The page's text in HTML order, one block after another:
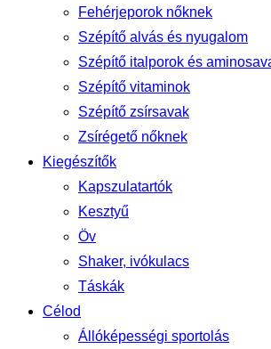
Fehérjeporok nőknek
Szépítő alvás és nyugalom
Szépítő italporok és
Szépítő vitaminok
Szépítő zsírsavak
Zsírégető nőknek
Kiegészítők
Kapszulatartók
Kesztyű
Öv
Shaker, ivókulacs
Táskák
Célod
Állóképességi sportolás